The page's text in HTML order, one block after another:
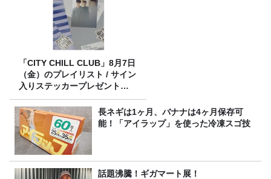
「CITY CHILL CLUB」8月7日
（金）のプレイリスト / サイン
入りステッカープレゼント有
り
長ネギは1ヶ月、バナナは4ヶ月保存可
能！「アイラップ」を使った冷凍スゴ技
話題沸騰！ギガマート展！